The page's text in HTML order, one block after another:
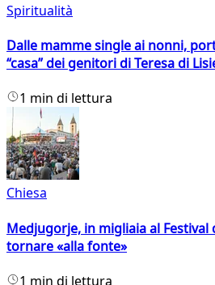
Spiritualità
Dalle mamme single ai nonni,
“casa” dei genitori di Teresa di
1 min di lettura
Chiesa
Medjugorje, in migliaia al Festival
tornare «alla fonte»
1 min di lettura